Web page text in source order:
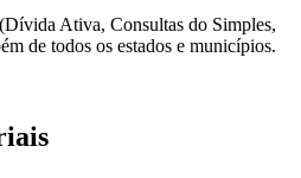
Ativa, Consultas do Simples,
de todos os estados e municípios.